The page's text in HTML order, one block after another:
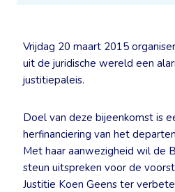
Vrijdag 20 maart 2015
uit de juridische wereld een
justitiepaleis.
Doel van deze bijeenkomst is
herfinanciering van het
Met haar aanwezigheid wil de
steun uitspreken voor de
Justitie Koen Geens ter